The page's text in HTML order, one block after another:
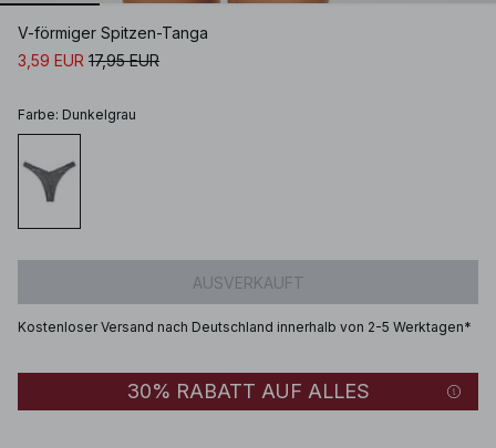
V-förmiger Spitzen-Tanga
3,59 EUR 17,95 EUR
Farbe: Dunkelgrau
AUSVERKAUFT
Kostenloser Versand nach Deutschland innerhalb von 2-5 Werktagen*
30% RABATT AUF ALLES